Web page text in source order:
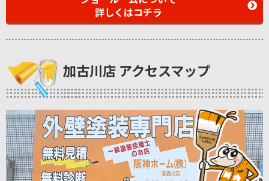
詳しくはコチラ
加古川店 アクセスマップ